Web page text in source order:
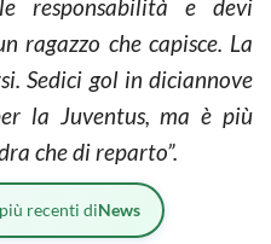
responsabilità e devi
ragazzo che capisce. La
Sedici gol in diciannove
la Juventus, ma è più
che di reparto”.
recenti diNews